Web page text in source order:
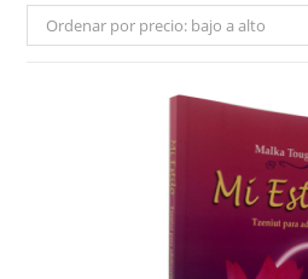
Ordenar por precio: bajo a alto